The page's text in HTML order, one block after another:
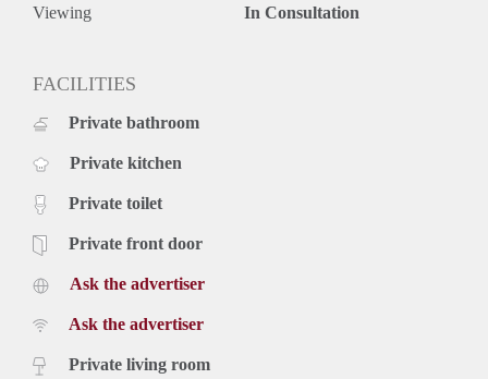
Viewing In Consultation
FACILITIES
Private bathroom
Private kitchen
Private toilet
Private front door
Ask the advertiser
Ask the advertiser
Private living room